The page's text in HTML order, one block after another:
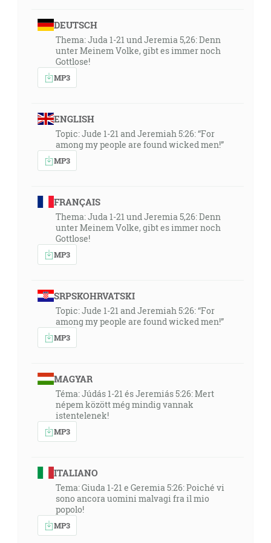
DEUTSCH
Thema: Juda 1-21 und Jeremia 5,26: Denn
unter Meinem Volke, gibt es immer noch
Gottlose!
MP3
ENGLISH
Topic: Jude 1-21 and Jeremiah 5:26: “For
among my people are found wicked men!”
MP3
FRANÇAIS
Thema: Juda 1-21 und Jeremia 5,26: Denn
unter Meinem Volke, gibt es immer noch
Gottlose!
MP3
SRPSKOHRVATSKI
Topic: Jude 1-21 and Jeremiah 5:26: “For
among my people are found wicked men!”
MP3
MAGYAR
Téma: Júdás 1-21 és Jeremiás 5:26: Mert
népem között még mindig vannak
istentelenek!
MP3
ITALIANO
Tema: Giuda 1-21 e Geremia 5:26: Poiché vi
sono ancora uomini malvagi fra il mio
popolo!
MP3